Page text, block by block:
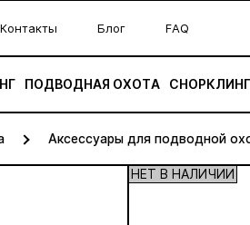
Контакты Блог FAQ
ПОДВОДНАЯ ОХОТА
Аксессуары для подводной
НЕТ В НАЛИЧИИ